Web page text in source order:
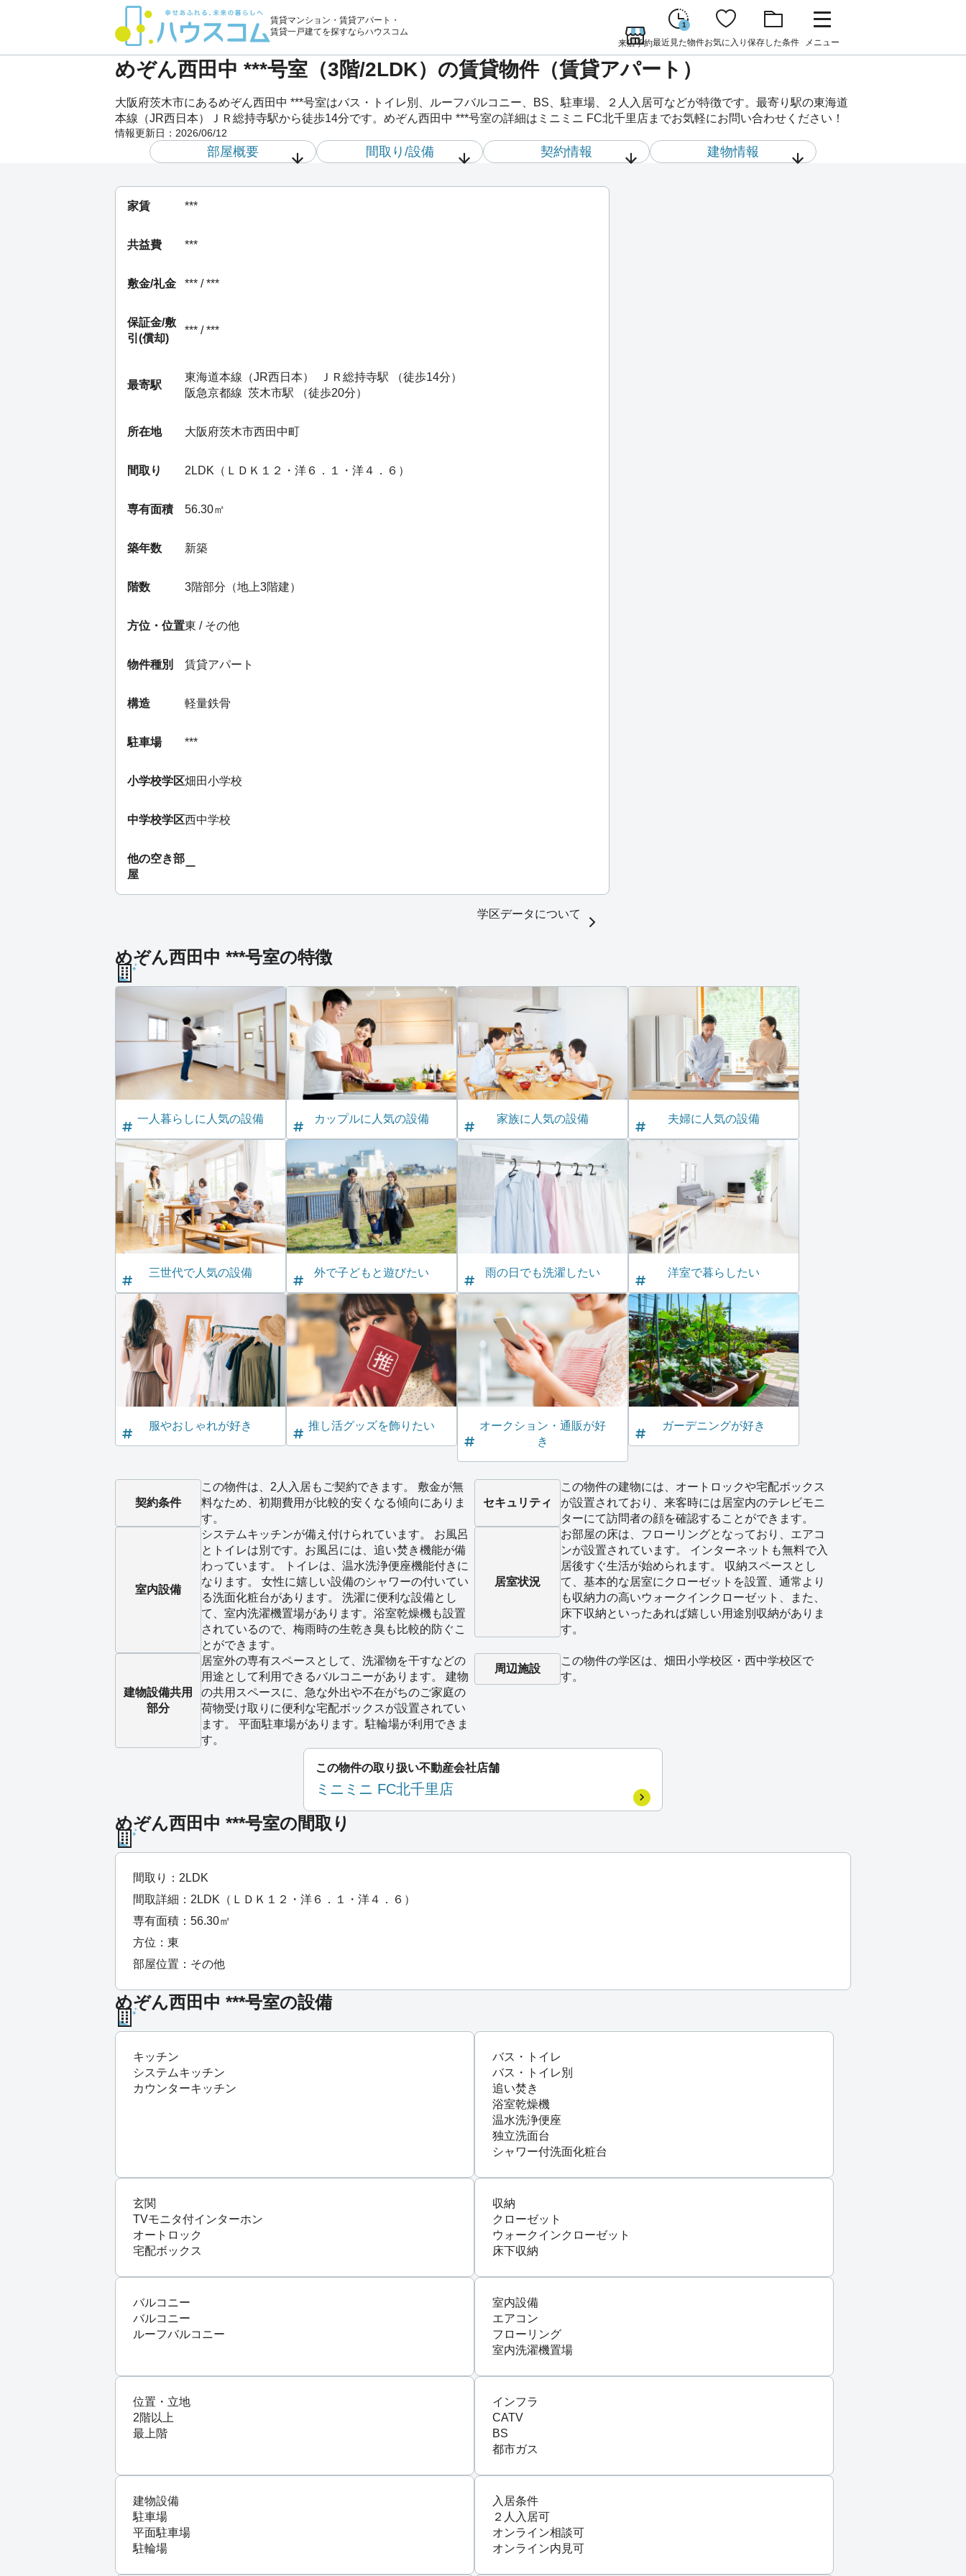
賃貸マンション・賃貸アパート・
賃貸一戸建てを探すならハウスコム
来店予約
1
最近見た物件お気に入り 保存した条件 メニュー
めぞん西田中 ***号室（3階/2LDK）の賃貸物件（賃貸アパート）
大阪府茨木市にあるめぞん西田中 ***号室はバス・トイレ別、ルーフバルコニー、BS、駐車場、２人入居可などが特徴です。最寄り駅の東海道
本線（JR西日本）ＪＲ総持寺駅から徒歩14分です。めぞん西田中 ***号室の詳細はミニミニ FC北千里店までお気軽にお問い合わせください！
情報更新日： 2026/06/12
部屋概要 間取り/設備 契約情報 建物情報
家賃 ***
共益費 ***
敷金/礼金 *** / ***
保証金/敷
引(償却)
*** / ***
最寄駅
東海道本線（JR西日本） ＪＲ総持寺駅 （徒歩14分）
阪急京都線 茨木市駅 （徒歩20分）
所在地 大阪府茨木市西田中町
間取り 2LDK（ＬＤＫ１２・洋６．１・洋４．６）
専有面積 56.30㎡
築年数 新築
階数 3階部分（地上3階建）
方位・位置東 / その他
物件種別 賃貸アパート
構造 軽量鉄骨
駐車場 ***
小学校学区畑田小学校
中学校学区西中学校
他の空き部
屋
ー
学区データについて
めぞん西田中 ***号室の特徴
一人暮らしに人気の設備 カップルに人気の設備 家族に人気の設備 夫婦に人気の設備
三世代で人気の設備 外で子どもと遊びたい 雨の日でも洗濯したい 洋室で暮らしたい
服やおしゃれが好き 推し活グッズを飾りたい
オークション・通販が好
き
ガーデニングが好き
契約条件
この物件は、2人入居もご契約できます。 敷金が無
料なため、初期費用が比較的安くなる傾向にありま
す。
セキュリティ
この物件の建物には、オートロックや宅配ボックス
が設置されており、来客時には居室内のテレビモニ
ターにて訪問者の顔を確認することができます。
室内設備
システムキッチンが備え付けられています。 お風呂
とトイレは別です。お風呂には、追い焚き機能が備
わっています。 トイレは、温水洗浄便座機能付きに
なります。 女性に嬉しい設備のシャワーの付いてい
る洗面化粧台があります。 洗濯に便利な設備とし
て、室内洗濯機置場があります。浴室乾燥機も設置
されているので、梅雨時の生乾き臭も比較的防ぐこ
とができます。
居室状況
お部屋の床は、フローリングとなっており、エアコ
ンが設置されています。 インターネットも無料で入
居後すぐ生活が始められます。 収納スペースとし
て、基本的な居室にクローゼットを設置、通常より
も収納力の高いウォークインクローゼット、また、
床下収納といったあれば嬉しい用途別収納がありま
す。
建物設備共用
部分
居室外の専有スペースとして、洗濯物を干すなどの
用途として利用できるバルコニーがあります。 建物
の共用スペースに、急な外出や不在がちのご家庭の
荷物受け取りに便利な宅配ボックスが設置されてい
ます。 平面駐車場があります。駐輪場が利用できま
す。
周辺施設
この物件の学区は、畑田小学校区・西中学校区で
す。
この物件の取り扱い不動産会社店舗
ミニミニ FC北千里店
めぞん西田中 ***号室の間取り
間取り：2LDK
間取詳細：2LDK（ＬＤＫ１２・洋６．１・洋４．６）
専有面積：56.30㎡
方位：東
部屋位置：その他
めぞん西田中 ***号室の設備
キッチン
システムキッチン
カウンターキッチン
バス・トイレ
バス・トイレ別
追い焚き
浴室乾燥機
温水洗浄便座
独立洗面台
シャワー付洗面化粧台
玄関
TVモニタ付インターホン
オートロック
宅配ボックス
収納
クローゼット
ウォークインクローゼット
床下収納
バルコニー
バルコニー
ルーフバルコニー
室内設備
エアコン
フローリング
室内洗濯機置場
位置・立地
2階以上
最上階
インフラ
CATV
BS
都市ガス
建物設備
駐車場
平面駐車場
駐輪場
入居条件
２人入居可
オンライン相談可
オンライン内見可